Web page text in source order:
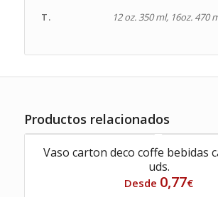
T. 12 oz. 350 ml, 16oz. 470
Productos relacionados
Vaso carton deco coffe bebidas
uds.
Desde 0,77€